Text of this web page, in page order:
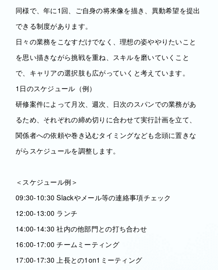
同様で、年に1回、ご自身の将来像を描き、異動希望を提出
できる制度があります。
日々の業務をこなすだけでなく、理想の姿ややりたいこと
を思い描きながら挑戦を重ね、スキルを磨いていくこと
で、キャリアの選択肢も広がっていくと考えています。
1日のスケジュール（例）
研修案件によって月次、週次、日次のスパンでの業務があ
るため、それぞれの締め切りに合わせて実行計画を立て、
関係者への依頼や巻き込むタイミングなども念頭に置きな
がらスケジュールを調整します。
＜スケジュール例＞
09:30-10:30 Slackやメール等の連絡事項チェック
12:00-13:00 ランチ
14:00-14:30 社内の他部門との打ち合わせ
16:00-17:00 チームミーティング
17:00-17:30 上長との1on1ミーティング